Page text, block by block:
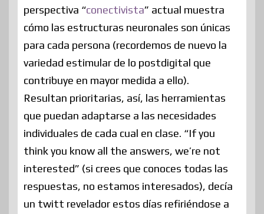
perspectiva “conectivista” actual muestra
cómo las estructuras neuronales son únicas
para cada persona (recordemos de nuevo la
variedad estimular de lo postdigital que
contribuye en mayor medida a ello).
Resultan prioritarias, así, las herramientas
que puedan adaptarse a las necesidades
individuales de cada cual en clase. “If you
think you know all the answers, we’re not
interested” (si crees que conoces todas las
respuestas, no estamos interesados), decía
un twitt revelador estos días refiriéndose a